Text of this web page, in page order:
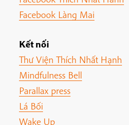
Facebook Làng Mai
Kết nối
Thư Viện Thích Nhất Hạnh
Mindfulness Bell
Parallax press
Lá Bối
Wake Up